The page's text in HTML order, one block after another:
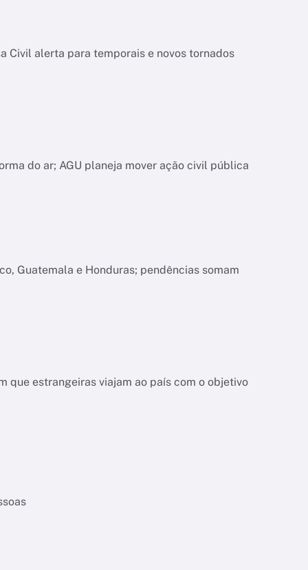
Civil alerta para temporais e novos tornados
do ar; AGU planeja mover ação civil pública
Guatemala e Honduras; pendências somam
que estrangeiras viajam ao país com o objetivo